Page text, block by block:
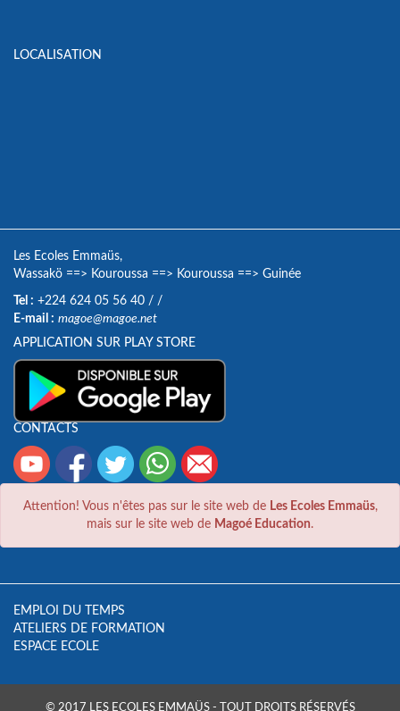
LOCALISATION
Les Ecoles Emmaüs,
Wassakö ==> Kouroussa ==> Kouroussa ==> Guinée
Tel : +224 624 05 56 40 / /
E-mail : magoe@magoe.net
APPLICATION SUR PLAY STORE
CONTACTS
Attention! Vous n'êtes pas sur le site web de Les Ecoles Emmaüs,
mais sur le site web de Magoé Education.
EMPLOI DU TEMPS
ATELIERS DE FORMATION
ESPACE ECOLE
© 2017 LES ECOLES EMMAÜS - TOUT DROITS RÉSERVÉS